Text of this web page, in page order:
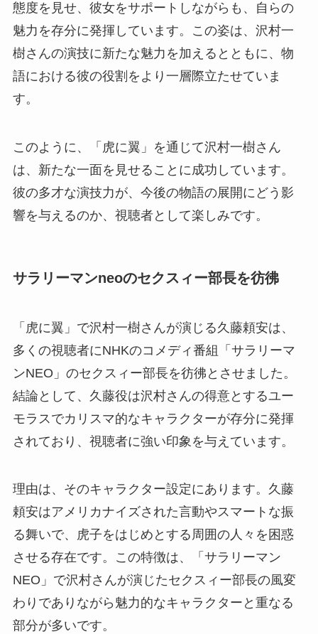
態度を見せ、彼女をサポートしながらも、自らの
魅力を存分に発揮しています。この姿は、沢村一
樹さんの演技に新たな魅力を加えるとともに、物
語における彼の役割をより一層際立たせていま
す。
このように、「虎に翼」を通じて沢村一樹さん
は、新たな一面を見せることに成功しています。
彼の多才な演技力が、今後の物語の展開にどう影
響を与えるのか、視聴者として楽しみです。
サラリーマンneoのセクスィー部長を彷彿
「虎に翼」で沢村一樹さんが演じる久藤頼安は、
多くの視聴者にNHKのコメディ番組「サラリーマ
ンNEO」のセクスィー部長を彷彿とさせました。
結論として、久藤役は沢村さんの得意とするユー
モラスでカリスマ的なキャラクターが存分に発揮
されており、視聴者に強い印象を与えています。
理由は、そのキャラクター設定にあります。久藤
頼安はアメリカナイズされた言動やスマートな振
る舞いで、虎子をはじめとする周囲の人々を困惑
させる存在です。この特徴は、「サラリーマン
NEO」で沢村さんが演じたセクスィー部長の風変
わりでありながら魅力的なキャラクターと重なる
部分が多いです。